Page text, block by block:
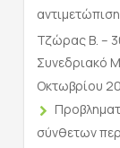
Τζώρας Β. –
Συνεδριακό
Οκτωβρίου
σύνθετων